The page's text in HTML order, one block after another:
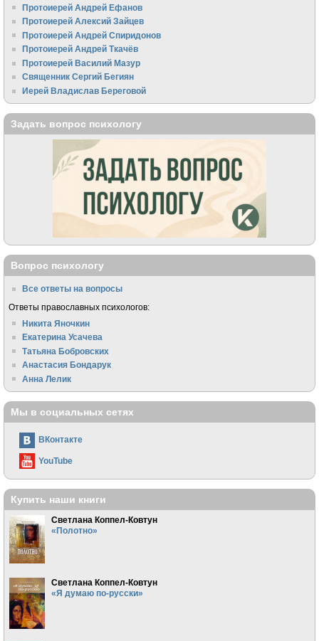
Протоиерей Андрей Ефанов
Протоиерей Алексий Зайцев
Протоиерей Андрей Спиридонов
Протоиерей Андрей Ткачёв
Протоиерей Василий Мазур
Священник Сергий Бегиян
Иерей Владислав Береговой
Задать вопрос психологу
Вопрос психологу
Все ответы на вопросы
Ответы православных психологов:
Никита Яночкин
Екатерина Усачева
Татьяна Бобровских
Анастасия Бондарук
Анна Лелик
Мы в социальных сетях
ВКонтакте
YouTube
Купить наши книги
Светлана Коппел-Ковтун
«Полотно»
Светлана Коппел-Ковтун
«Я думаю по-русски»